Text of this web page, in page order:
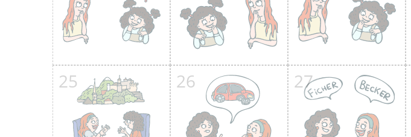
25 26 27